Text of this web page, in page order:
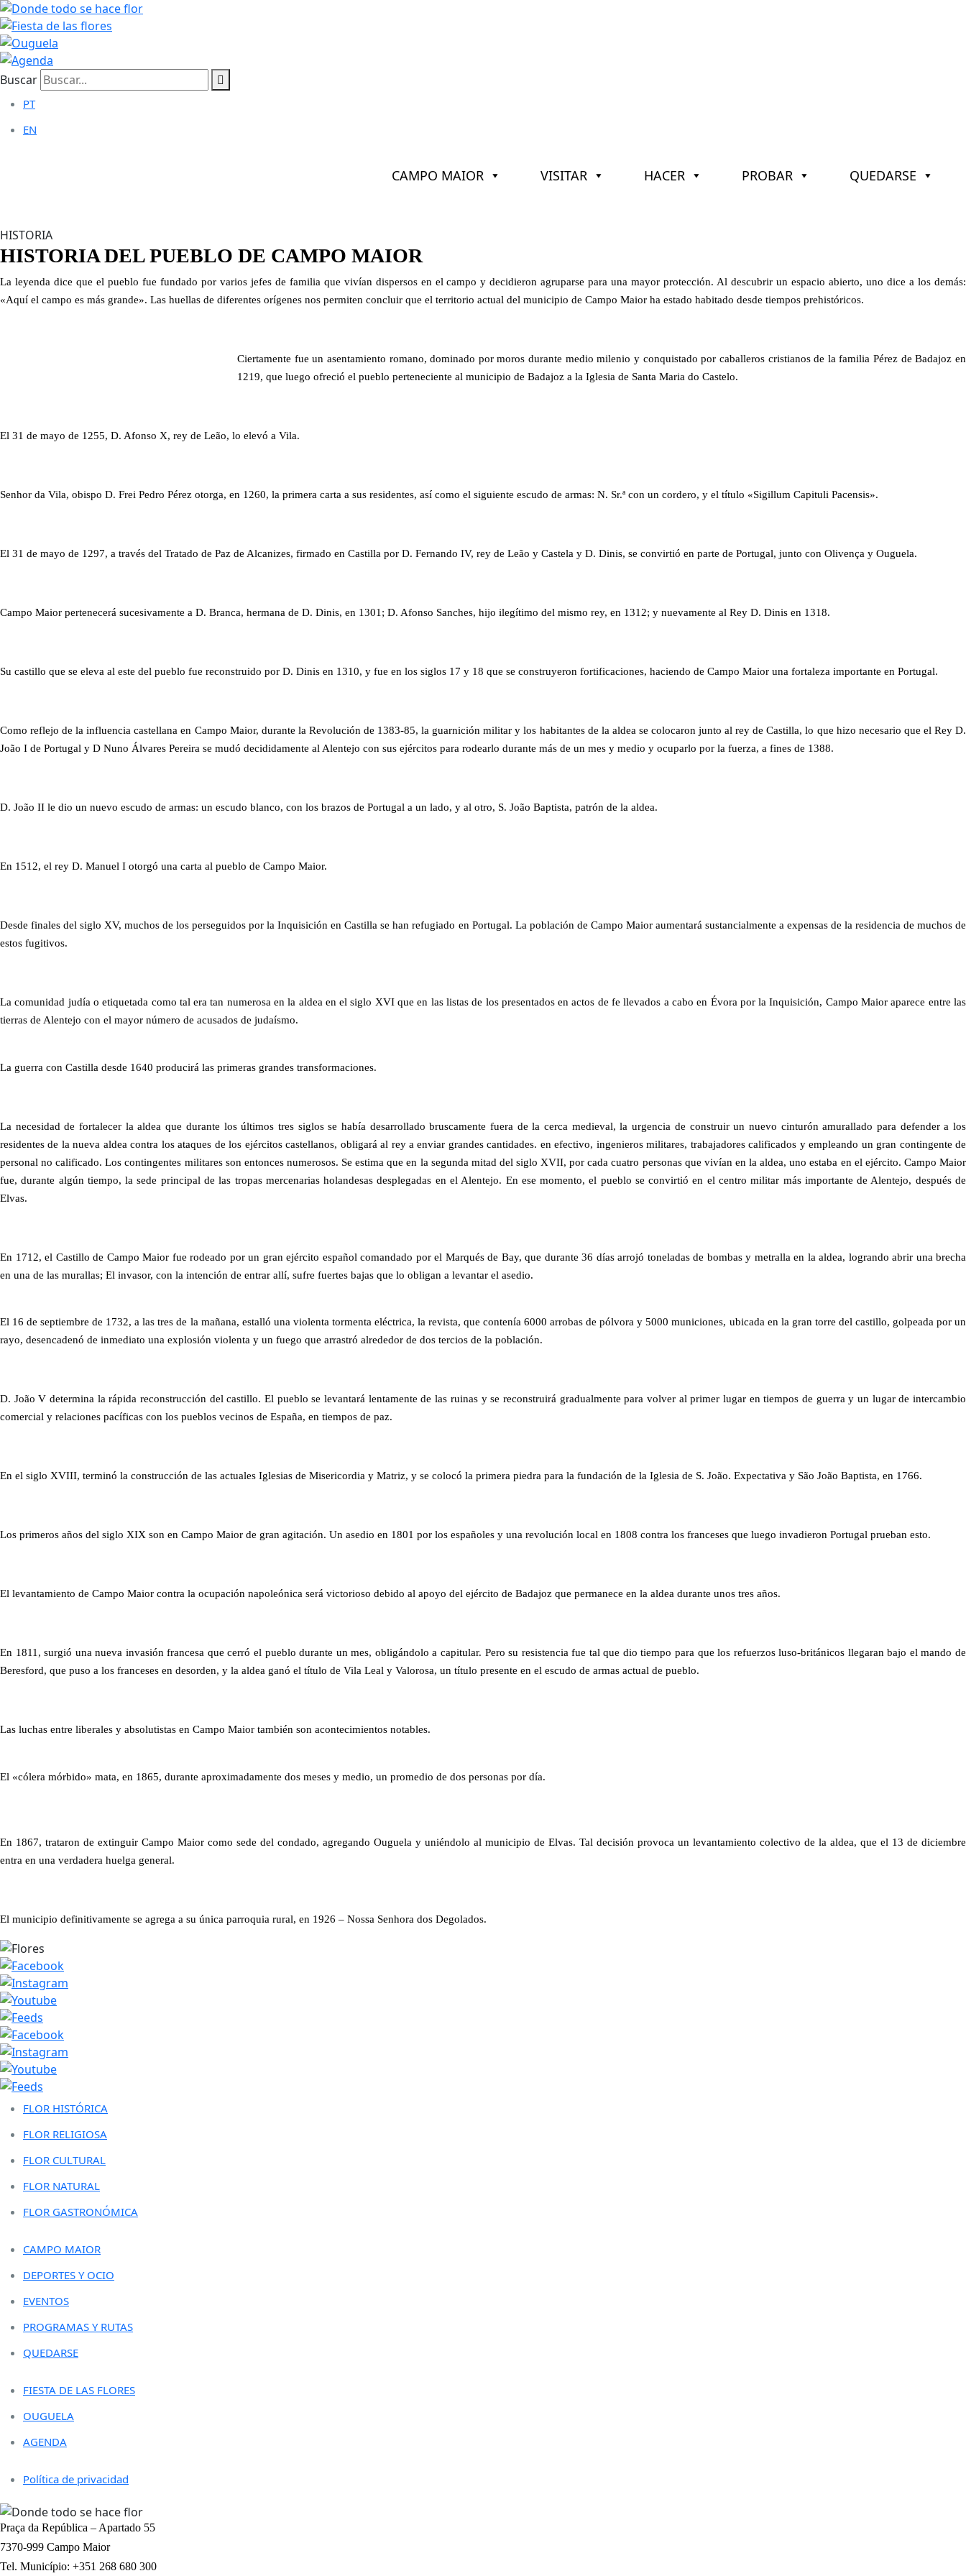
Buscar
PT
EN
CAMPO MAIOR VISITAR HACER PROBAR QUEDARSE
HISTORIA
HISTORIA DEL PUEBLO DE CAMPO MAIOR
La leyenda dice que el pueblo fue fundado por varios jefes de familia que vivían dispersos en el campo y decidieron agruparse para una mayor protección. Al descubrir un espacio abierto, uno dice a los demás:
«Aquí el campo es más grande». Las huellas de diferentes orígenes nos permiten concluir que el territorio actual del municipio de Campo Maior ha estado habitado desde tiempos prehistóricos.
Ciertamente fue un asentamiento romano, dominado por moros durante medio milenio y conquistado por caballeros cristianos de la familia Pérez de Badajoz en
1219, que luego ofreció el pueblo perteneciente al municipio de Badajoz a la Iglesia de Santa Maria do Castelo.
El 31 de mayo de 1255, D. Afonso X, rey de Leão, lo elevó a Vila.
Senhor da Vila, obispo D. Frei Pedro Pérez otorga, en 1260, la primera carta a sus residentes, así como el siguiente escudo de armas: N. Sr.ª con un cordero, y el título «Sigillum Capituli Pacensis».
El 31 de mayo de 1297, a través del Tratado de Paz de Alcanizes, firmado en Castilla por D. Fernando IV, rey de Leão y Castela y D. Dinis, se convirtió en parte de Portugal, junto con Olivença y Ouguela.
Campo Maior pertenecerá sucesivamente a D. Branca, hermana de D. Dinis, en 1301; D. Afonso Sanches, hijo ilegítimo del mismo rey, en 1312; y nuevamente al Rey D. Dinis en 1318.
Su castillo que se eleva al este del pueblo fue reconstruido por D. Dinis en 1310, y fue en los siglos 17 y 18 que se construyeron fortificaciones, haciendo de Campo Maior una fortaleza importante en Portugal.
Como reflejo de la influencia castellana en Campo Maior, durante la Revolución de 1383-85, la guarnición militar y los habitantes de la aldea se colocaron junto al rey de Castilla, lo que hizo necesario que el Rey D.
João I de Portugal y D Nuno Álvares Pereira se mudó decididamente al Alentejo con sus ejércitos para rodearlo durante más de un mes y medio y ocuparlo por la fuerza, a fines de 1388.
D. João II le dio un nuevo escudo de armas: un escudo blanco, con los brazos de Portugal a un lado, y al otro, S. João Baptista, patrón de la aldea.
En 1512, el rey D. Manuel I otorgó una carta al pueblo de Campo Maior.
Desde finales del siglo XV, muchos de los perseguidos por la Inquisición en Castilla se han refugiado en Portugal. La población de Campo Maior aumentará sustancialmente a expensas de la residencia de muchos de
estos fugitivos.
La comunidad judía o etiquetada como tal era tan numerosa en la aldea en el siglo XVI que en las listas de los presentados en actos de fe llevados a cabo en Évora por la Inquisición, Campo Maior aparece entre las
tierras de Alentejo con el mayor número de acusados ​​de judaísmo.
La guerra con Castilla desde 1640 producirá las primeras grandes transformaciones.
La necesidad de fortalecer la aldea que durante los últimos tres siglos se había desarrollado bruscamente fuera de la cerca medieval, la urgencia de construir un nuevo cinturón amurallado para defender a los
residentes de la nueva aldea contra los ataques de los ejércitos castellanos, obligará al rey a enviar grandes cantidades. en efectivo, ingenieros militares, trabajadores calificados y empleando un gran contingente de
personal no calificado. Los contingentes militares son entonces numerosos. Se estima que en la segunda mitad del siglo XVII, por cada cuatro personas que vivían en la aldea, uno estaba en el ejército. Campo Maior
fue, durante algún tiempo, la sede principal de las tropas mercenarias holandesas desplegadas en el Alentejo. En ese momento, el pueblo se convirtió en el centro militar más importante de Alentejo, después de
Elvas.
En 1712, el Castillo de Campo Maior fue rodeado por un gran ejército español comandado por el Marqués de Bay, que durante 36 días arrojó toneladas de bombas y metralla en la aldea, logrando abrir una brecha
en una de las murallas; El invasor, con la intención de entrar allí, sufre fuertes bajas que lo obligan a levantar el asedio.
El 16 de septiembre de 1732, a las tres de la mañana, estalló una violenta tormenta eléctrica, la revista, que contenía 6000 arrobas de pólvora y 5000 municiones, ubicada en la gran torre del castillo, golpeada por un
rayo, desencadenó de inmediato una explosión violenta y un fuego que arrastró alrededor de dos tercios de la población.
D. João V determina la rápida reconstrucción del castillo. El pueblo se levantará lentamente de las ruinas y se reconstruirá gradualmente para volver al primer lugar en tiempos de guerra y un lugar de intercambio
comercial y relaciones pacíficas con los pueblos vecinos de España, en tiempos de paz.
En el siglo XVIII, terminó la construcción de las actuales Iglesias de Misericordia y Matriz, y se colocó la primera piedra para la fundación de la Iglesia de S. João. Expectativa y São João Baptista, en 1766.
Los primeros años del siglo XIX son en Campo Maior de gran agitación. Un asedio en 1801 por los españoles y una revolución local en 1808 contra los franceses que luego invadieron Portugal prueban esto.
El levantamiento de Campo Maior contra la ocupación napoleónica será victorioso debido al apoyo del ejército de Badajoz que permanece en la aldea durante unos tres años.
En 1811, surgió una nueva invasión francesa que cerró el pueblo durante un mes, obligándolo a capitular. Pero su resistencia fue tal que dio tiempo para que los refuerzos luso-británicos llegaran bajo el mando de
Beresford, que puso a los franceses en desorden, y la aldea ganó el título de Vila Leal y Valorosa, un título presente en el escudo de armas actual de pueblo.
Las luchas entre liberales y absolutistas en Campo Maior también son acontecimientos notables.
El «cólera mórbido» mata, en 1865, durante aproximadamente dos meses y medio, un promedio de dos personas por día.
En 1867, trataron de extinguir Campo Maior como sede del condado, agregando Ouguela y uniéndolo al municipio de Elvas. Tal decisión provoca un levantamiento colectivo de la aldea, que el 13 de diciembre
entra en una verdadera huelga general.
El municipio definitivamente se agrega a su única parroquia rural, en 1926 – Nossa Senhora dos Degolados.
FLOR HISTÓRICA
FLOR RELIGIOSA
FLOR CULTURAL
FLOR NATURAL
FLOR GASTRONÓMICA
CAMPO MAIOR
DEPORTES Y OCIO
EVENTOS
PROGRAMAS Y RUTAS
QUEDARSE
FIESTA DE LAS FLORES
OUGUELA
AGENDA
Política de privacidad
Praça da República – Apartado 55
7370-999 Campo Maior
Tel. Município: +351 268 680 300